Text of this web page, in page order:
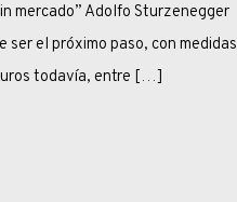
mercado” Adolfo Sturzenegger
el próximo paso, con medidas
todavía, entre […]